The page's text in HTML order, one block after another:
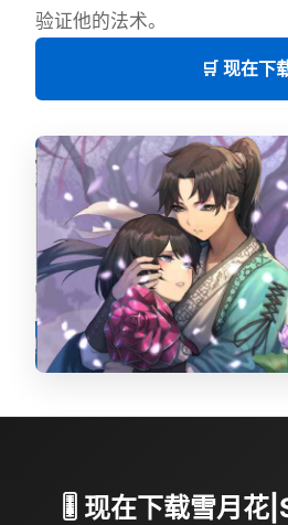
验证他的法术。
🛒 现在下
🎚️ 现在下载雪月